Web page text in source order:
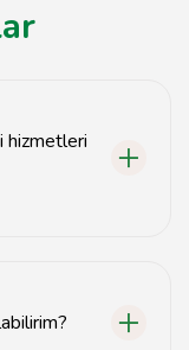
hizmetleri